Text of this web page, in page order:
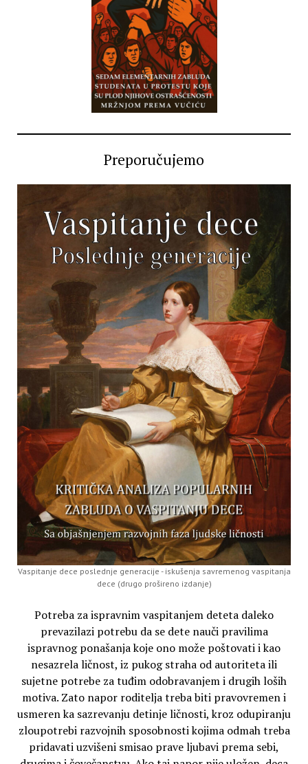
Preporučujemo
Vaspitanje dece poslednje generacije - iskušenja savremenog vaspitanja
dece (drugo prošireno izdanje)
Potreba za ispravnim vaspitanjem deteta daleko
prevazilazi potrebu da se dete nauči pravilima
ispravnog ponašanja koje ono može poštovati i kao
nesazrela ličnost, iz pukog straha od autoriteta ili
sujetne potrebe za tuđim odobravanjem i drugih loših
motiva. Zato napor roditelja treba biti pravovremen i
usmeren ka sazrevanju detinje ličnosti, kroz odupiranju
zloupotrebi razvojnih sposobnosti kojima odmah treba
pridavati uzvišeni smisao prave ljubavi prema sebi,